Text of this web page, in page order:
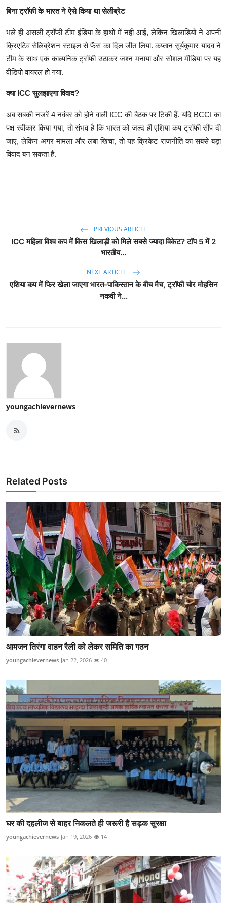
बिना ट्रॉफी के भारत ने ऐसे किया था सेलीब्रेट
भले ही असली ट्रॉफी टीम इंडिया के हाथों में नही आई, लेकिन खिलाड़ियों ने अपनी
क्रिएटिव सेलिब्रेशन स्टाइल से फैंस का दिल जीत लिया. कप्तान सूर्यकुमार यादव ने
टीम के साथ एक काल्पनिक ट्रॉफी उठाकर जश्न मनाया और सोशल मीडिया पर यह
वीडियो वायरल हो गया.
क्या ICC सुलझाएगा विवाद?
अब सबकी नजरें 4 नवंबर को होने वाली ICC की बैठक पर टिकी हैं. यदि BCCI का
पक्ष स्वीकार किया गया, तो संभव है कि भारत को जल्द ही एशिया कप ट्रॉफी सौंप दी
जाए, लेकिन अगर मामला और लंबा खिंचा, तो यह क्रिकेट राजनीति का सबसे बड़ा
विवाद बन सकता है.
PREVIOUS ARTICLE
ICC महिला विश्व कप में किस खिलाड़ी को मिले सबसे ज्यादा विकेट? टॉप 5 में 2
भारतीय...
NEXT ARTICLE
एशिया कप में फिर खेला जाएगा भारत-पाकिस्तान के बीच मैच, ट्रॉफी चोर मोहसिन
नकवी ने...
youngachievernews
Related Posts
आमजन तिरंगा वाहन रैली को लेकर समिति का गठन
youngachievernews Jan 22, 2026 40
घर की दहलीज से बाहर निकलते ही जरूरी है सड़क सुरक्षा
youngachievernews Jan 19, 2026 14